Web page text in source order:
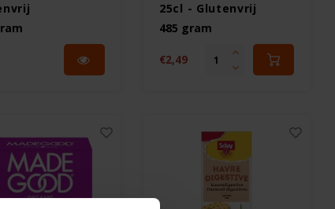
25cl - Glutenvrij
485 gram
€2,49